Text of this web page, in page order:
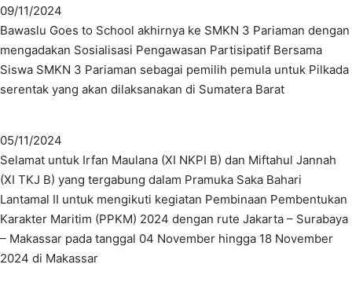
09/11/2024
Bawaslu Goes to School akhirnya ke SMKN 3 Pariaman dengan
mengadakan Sosialisasi Pengawasan Partisipatif Bersama
Siswa SMKN 3 Pariaman sebagai pemilih pemula untuk Pilkada
serentak yang akan dilaksanakan di Sumatera Barat
05/11/2024
Selamat untuk Irfan Maulana (XI NKPI B) dan Miftahul Jannah
(XI TKJ B) yang tergabung dalam Pramuka Saka Bahari
Lantamal II untuk mengikuti kegiatan Pembinaan Pembentukan
Karakter Maritim (PPKM) 2024 dengan rute Jakarta – Surabaya
– Makassar pada tanggal 04 November hingga 18 November
2024 di Makassar